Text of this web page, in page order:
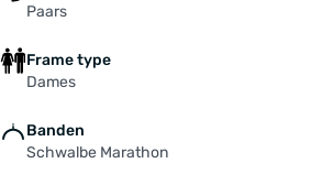
Paars
Frame type
Dames
Banden
Schwalbe Marathon